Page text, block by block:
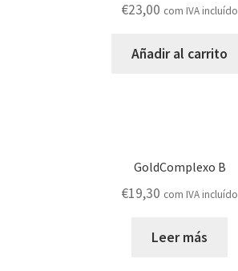
€23,00 com IVA incluído
Añadir al carrito
GoldComplexo B
€19,30 com IVA incluído
Leer más